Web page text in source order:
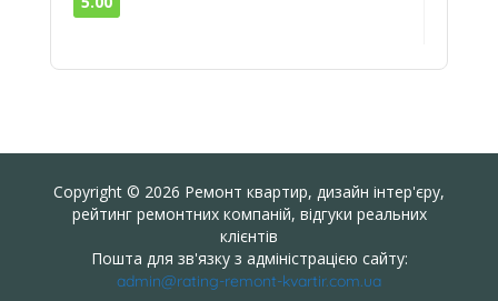
Copyright © 2026 Ремонт квартир, дизайн інтер'єру,
рейтинг ремонтних компаній, відгуки реальних
клієнтів
Пошта для зв'язку з адміністрацією сайту:
admin@rating-remont-kvartir.com.ua